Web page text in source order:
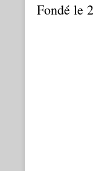
Fondé le